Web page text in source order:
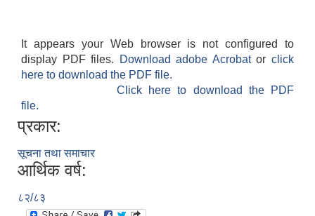
It appears your Web browser is not configured to
display PDF files.
Download adobe Acrobatorclick
here to download the PDF file.
Click here to download the PDF
file.
प्रकार:
सूचना तथा समाचार
आर्थिक वर्ष:
८२/८३